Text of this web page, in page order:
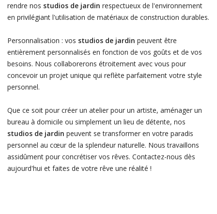
rendre nos studios de jardin respectueux de l'environnement
en privilégiant l'utilisation de matériaux de construction durables.
Personnalisation : vos studios de jardin peuvent être
entièrement personnalisés en fonction de vos goûts et de vos
besoins. Nous collaborerons étroitement avec vous pour
concevoir un projet unique qui reflète parfaitement votre style
personnel.
Que ce soit pour créer un atelier pour un artiste, aménager un
bureau à domicile ou simplement un lieu de détente, nos
studios de jardin peuvent se transformer en votre paradis
personnel au cœur de la splendeur naturelle. Nous travaillons
assidûment pour concrétiser vos rêves. Contactez-nous dès
aujourd'hui et faites de votre rêve une réalité !